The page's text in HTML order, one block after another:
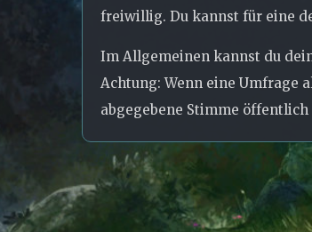
freiwillig. Du kannst für eine
Im Allgemeinen kannst du
Achtung: Wenn eine Umfrage
abgegebene Stimme